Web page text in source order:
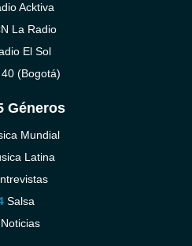
Acktiva
La Radio
El Sol
(Bogotá)
Géneros
Mundial
Latina
Salsa
Noticias